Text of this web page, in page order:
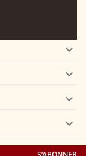



